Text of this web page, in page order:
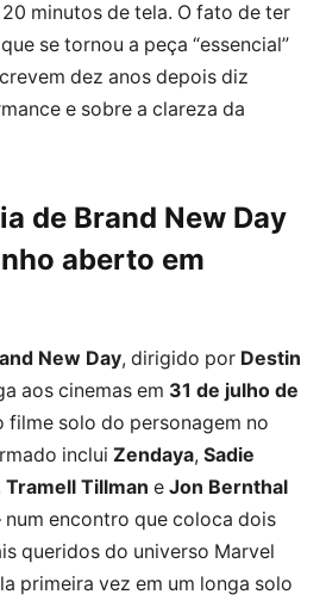
minutos de tela. O fato de ter
se tornou a peça “essencial”
dez anos depois diz
e sobre a clareza da
de Brand New Day
aberto em
New Day, dirigido por Destin
aos cinemas em 31 de julho de
filme solo do personagem no
inclui Zendaya, Sadie
Tramell Tillman e Jon Bernthal
encontro que coloca dois
queridos do universo Marvel
primeira vez em um longa solo